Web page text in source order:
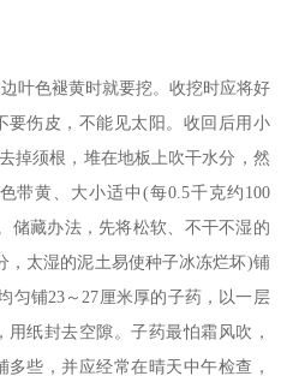
叶色褪黄时就要挖。收挖时应将好
要伤皮，不能见太阳。收回后用小
掉须根，堆在地板上吹干水分，然
带黄、大小适中(每0.5千克约100
储藏办法，先将松软、不干不湿的
，太湿的泥土易使种子冰冻烂坏)铺
匀铺23～27厘米厚的子药，以一层
纸封去空隙。子药最怕霜风吹，
些，并应经常在晴天中午检查，